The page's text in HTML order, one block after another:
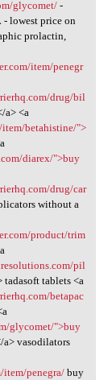
glycomet/-
- lowest price on
prolactin,
item/penegr
drug/bil
<a
betahistine/">
diarex/">buy
drug/car
without a
product/trim
pil
tablets <a
betapac
glycomet/">buy
vasodilators
penegra/buy